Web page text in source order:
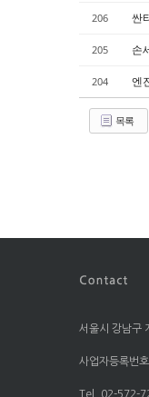
206 싼
205 손
204 엔
목록
서울시 강남구
사업자등록번
Tel. 02-572-